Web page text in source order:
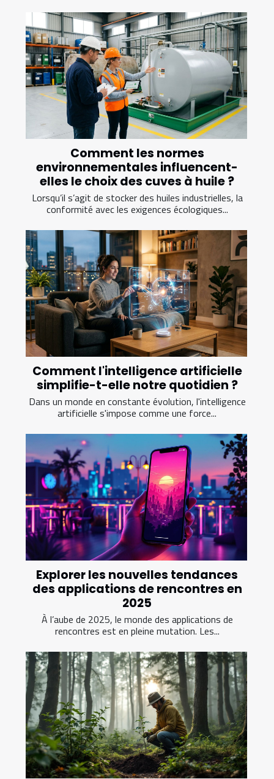
Comment les normes
environnementales influencent-
elles le choix des cuves à huile ?
Lorsqu’il s’agit de stocker des huiles industrielles, la
conformité avec les exigences écologiques...
Comment l'intelligence artificielle
simplifie-t-elle notre quotidien ?
Dans un monde en constante évolution, l'intelligence
artificielle s'impose comme une force...
Explorer les nouvelles tendances
des applications de rencontres en
2025
À l’aube de 2025, le monde des applications de
rencontres est en pleine mutation. Les...